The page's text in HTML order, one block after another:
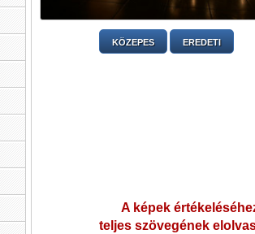
KÖZEPES EREDETI
A képek
teljes szövegének